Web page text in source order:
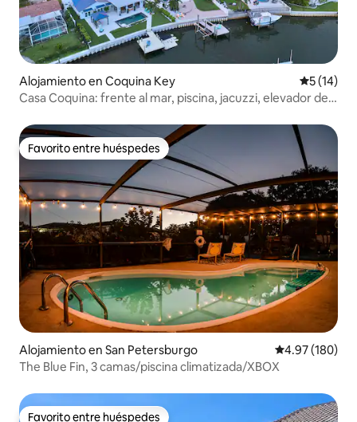
Alojamiento en Coquina Key
5 (14)
Casa Coquina: frente al mar, piscina, jacuzzi, elevador de
Favorito entre huéspedes
Favorito entre huéspedes
Alojamiento en San Petersburgo Calificación
4.97 (180)
The Blue Fin, 3 camas/piscina climatizada/XBOX
Favorito entre huéspedes